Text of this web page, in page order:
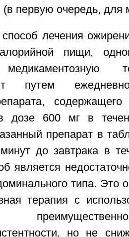
(в первую очередь, для
способ лечения
пищи,
путем
содержащего
в дозе 600 мг в
препарат в
до завтрака в
является
типа. Это
терапия с
но не